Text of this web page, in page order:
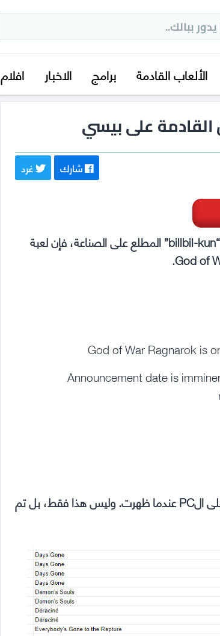
الألعاب القادمة برامج الاخبار افلام
القادمة على بيسي
شارك غرد
قادمة للPC الأسبوع المقبل. ووفقًا لما ذكره “billbil-kun” المطلع على الصناعة، فإن لعبة
God of War Ragnarok is
Announcement date is
هذا لن يكون مفاجأة حقاً. فقد كانت لعبة God of War ضربة تجارية كبيرة على الPC عندما ظهرت. وليس هذا فقط، بل تم